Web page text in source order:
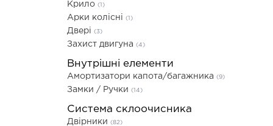
Крило (1)
Арки колісні (1)
Двері (3)
Захист двигуна (4)
Внутрішні елементи
Амортизатори капота/багажника (9)
Замки / Ручки (14)
Система склоочисника
Двірники (82)